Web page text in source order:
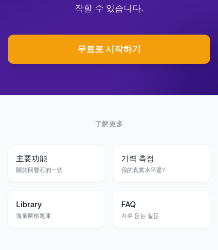
작할 수 있습니다.
무료로 시작하기
了解更多
主要功能
關於回聲石的一切
기력 측정
我的真實水平是?
Library
海量圍棋題庫
FAQ
자주 묻는 질문